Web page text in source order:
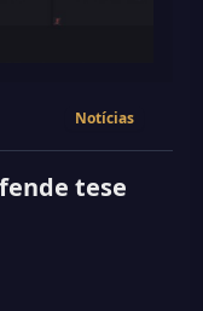
Notícias
tese